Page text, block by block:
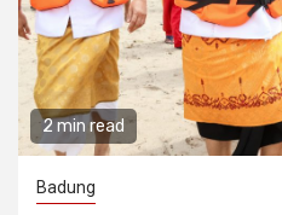
2 min read
Badung